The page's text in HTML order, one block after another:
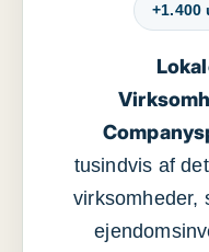
tusindvis af
virksomheder,